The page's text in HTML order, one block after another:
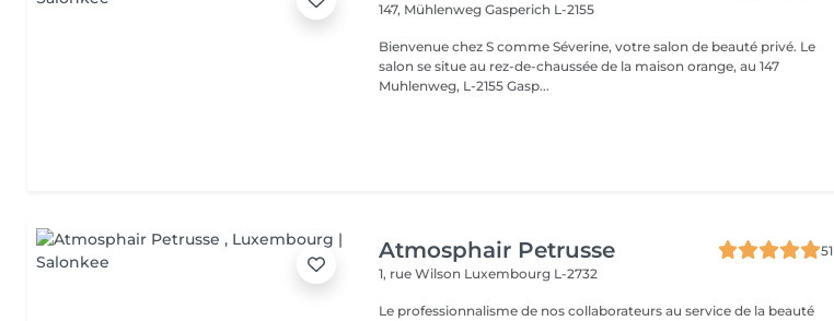
147, MühlenwegGasperich L-2155
Bienvenue chez S comme Séverine, votre salon de beauté privé. Le
salon se situe au rez-de-chaussée de la maison orange, au 147
Muhlenweg, L-2155 Gasp...
Atmosphair Petrusse
51
1, rue Wilson Luxembourg L-2732
Le professionnalisme de nos collaborateurs au service de la beauté